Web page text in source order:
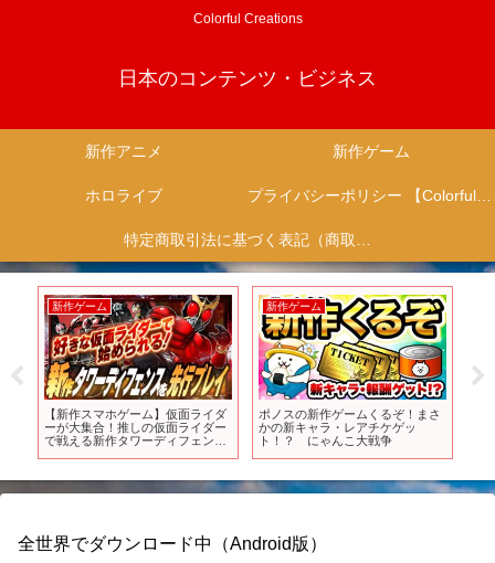
Colorful Creations
日本のコンテンツ・ビジネス
新作アニメ 新作ゲーム
ホロライブ プライバシーポリシー 【Colorful Creation】
特定商取引法に基づく表記（商取引に関する開示）
新作ゲーム
【新作スマホゲーム】仮面ライダ
ーが大集合！推しの仮面ライダー
で戦える新作タワーディフェンス
新作ゲーム
ポノスの新作ゲームくるぞ！まさ
かの新キャラ・レアチケゲッ
ト！？ にゃんこ大戦争
全世界でダウンロード中（Android版）